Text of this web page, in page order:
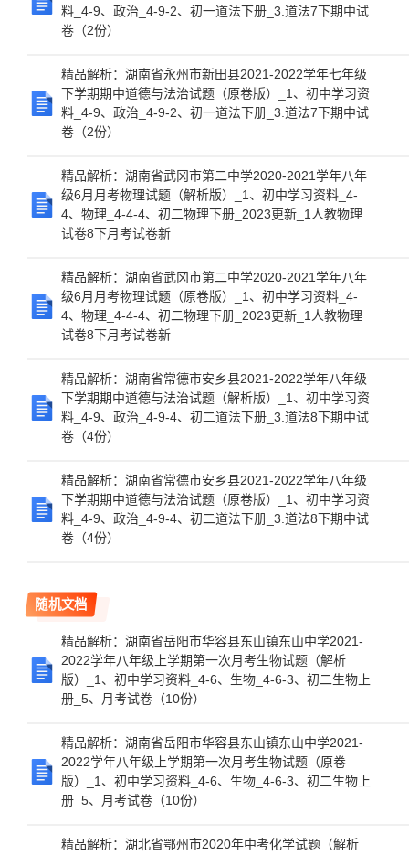
料_4-9、政治_4-9-2、初一道法下册_3.道法7下期中试
卷（2份）
精品解析：湖南省永州市新田县2021-2022学年七年级
下学期期中道德与法治试题（原卷版）_1、初中学习资
料_4-9、政治_4-9-2、初一道法下册_3.道法7下期中试
卷（2份）
精品解析：湖南省武冈市第二中学2020-2021学年八年
级6月月考物理试题（解析版）_1、初中学习资料_4-
4、物理_4-4-4、初二物理下册_2023更新_1人教物理
试卷8下月考试卷新
精品解析：湖南省武冈市第二中学2020-2021学年八年
级6月月考物理试题（原卷版）_1、初中学习资料_4-
4、物理_4-4-4、初二物理下册_2023更新_1人教物理
试卷8下月考试卷新
精品解析：湖南省常德市安乡县2021-2022学年八年级
下学期期中道德与法治试题（解析版）_1、初中学习资
料_4-9、政治_4-9-4、初二道法下册_3.道法8下期中试
卷（4份）
精品解析：湖南省常德市安乡县2021-2022学年八年级
下学期期中道德与法治试题（原卷版）_1、初中学习资
料_4-9、政治_4-9-4、初二道法下册_3.道法8下期中试
卷（4份）
随机文档
精品解析：湖南省岳阳市华容县东山镇东山中学2021-
2022学年八年级上学期第一次月考生物试题（解析
版）_1、初中学习资料_4-6、生物_4-6-3、初二生物上
册_5、月考试卷（10份）
精品解析：湖南省岳阳市华容县东山镇东山中学2021-
2022学年八年级上学期第一次月考生物试题（原卷
版）_1、初中学习资料_4-6、生物_4-6-3、初二生物上
册_5、月考试卷（10份）
精品解析：湖北省鄂州市2020年中考化学试题（解析